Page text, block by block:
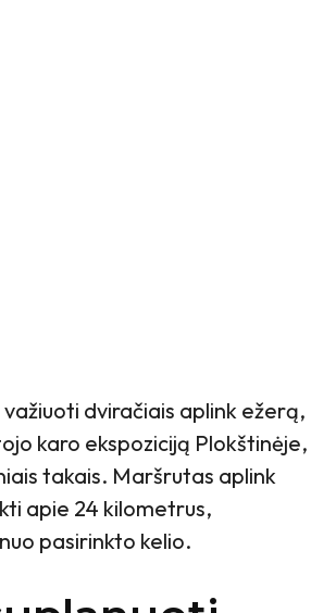
dviračiais aplink ežerą,
karo ekspoziciją Plokštinėje,
takais. Maršrutas aplink
apie 24 kilometrus,
pasirinkto kelio.